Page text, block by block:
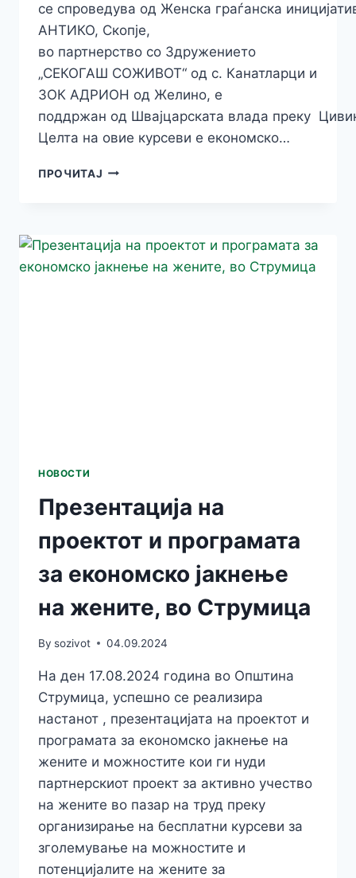
се спроведува од Женска граѓанска
АНТИКО, Скопје,
во партнерство со Здружението
„СЕКОГАШ СОЖИВОТ“ од с. Канатларци и
ЗОК АДРИОН од Желино, е
поддржан од Швајцарската влада преку
Целта на овие курсеви е економско…
ПРОЧИТАЈ ЗАПОЧНАА
ЗАЈАКНУВАЊЕ
НА
НОВОСТИ
Презентација на
проектот и програмата
за економско јакнење
на жените, во Струмица
By sozivot 04.09.2024
На ден 17.08.2024 година во Општина
Струмица, успешно се реализира
настанот , презентацијата на проектот и
програмата за економско јакнење на
жените и можностите кои ги нуди
партнерскиот проект за активно учество
на жените во пазар на труд преку
организирање на бесплатни курсеви за
зголемување на можностите и
потенцијалите на жените за